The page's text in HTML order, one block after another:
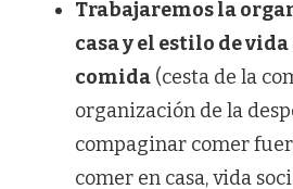
Trabajaremos la
casa y el estilo de
comida (cesta de la
organización de la
compaginar comer
comer en casa, vida